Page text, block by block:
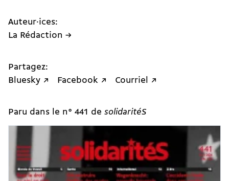
Auteur·ices:
La Rédaction →
Partagez:
Bluesky ↗
Facebook ↗ Courriel ↗
Paru dans le n° 441 de solidaritéS